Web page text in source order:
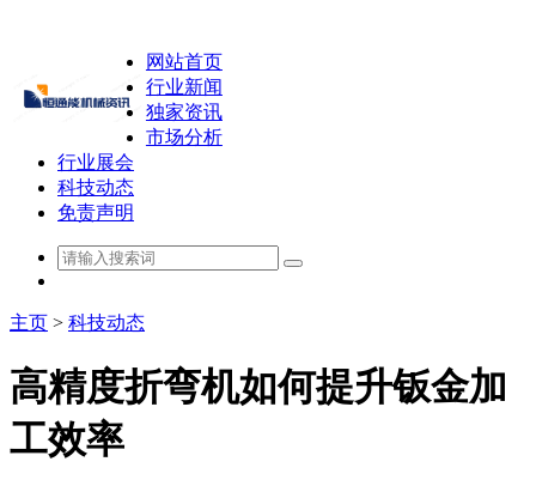
网站首页
行业新闻
独家资讯
市场分析
行业展会
科技动态
免责声明
主页 > 科技动态
高精度折弯机如何提升钣金加
工效率